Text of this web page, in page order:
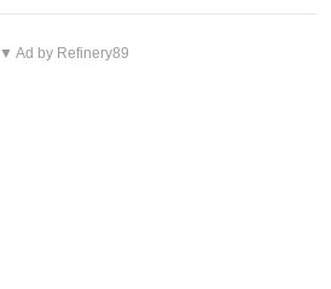
▼ Ad by Refinery89